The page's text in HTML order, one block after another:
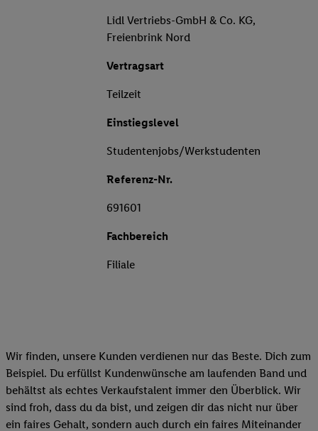
Lidl Vertriebs-GmbH & Co. KG,
Freienbrink Nord
Vertragsart
Teilzeit
Einstiegslevel
Studentenjobs/Werkstudenten
Referenz-Nr.
691601
Fachbereich
Filiale
Wir finden, unsere Kunden verdienen nur das Beste. Dich zum
Beispiel. Du erfüllst Kundenwünsche am laufenden Band und
behältst als echtes Verkaufstalent immer den Überblick. Wir
sind froh, dass du da bist, und zeigen dir das nicht nur über
ein faires Gehalt, sondern auch durch ein faires Miteinander